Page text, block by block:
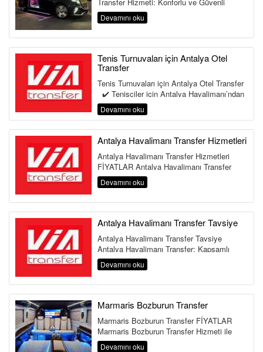
Ulaşım Antalya'nın sakin v...
Devamını oku
Tenis Turnuvaları için Antalya Otel
Transfer
Tenis Turnuvaları için Antalya Otel Transfer
✔️ Tenisciler için Antalya Havalimanı’ndan
o...
Devamını oku
Antalya Havalimanı Transfer Hizmetleri
Antalya Havalimanı Transfer Hizmetleri
FİYATLAR Antalya Havalimanı Transfer
Hizmetleri Nedir ? ❤️ Antal...
Devamını oku
Antalya Havalimanı Transfer Tavsiye
Antalya Havalimanı Transfer Tavsiye
Antalya Havalimanı Transfer: Kapsamlı
Rehber ❤️ Antalya Havalimanı, Tü...
Devamını oku
Marmaris Bozburun Transfer
Marmaris Bozburun Transfer FİYATLAR
Marmaris Bozburun Transfer Hizmeti ile
Güvenli ve Konforlu Ulaşım Muğla&r...
Devamını oku